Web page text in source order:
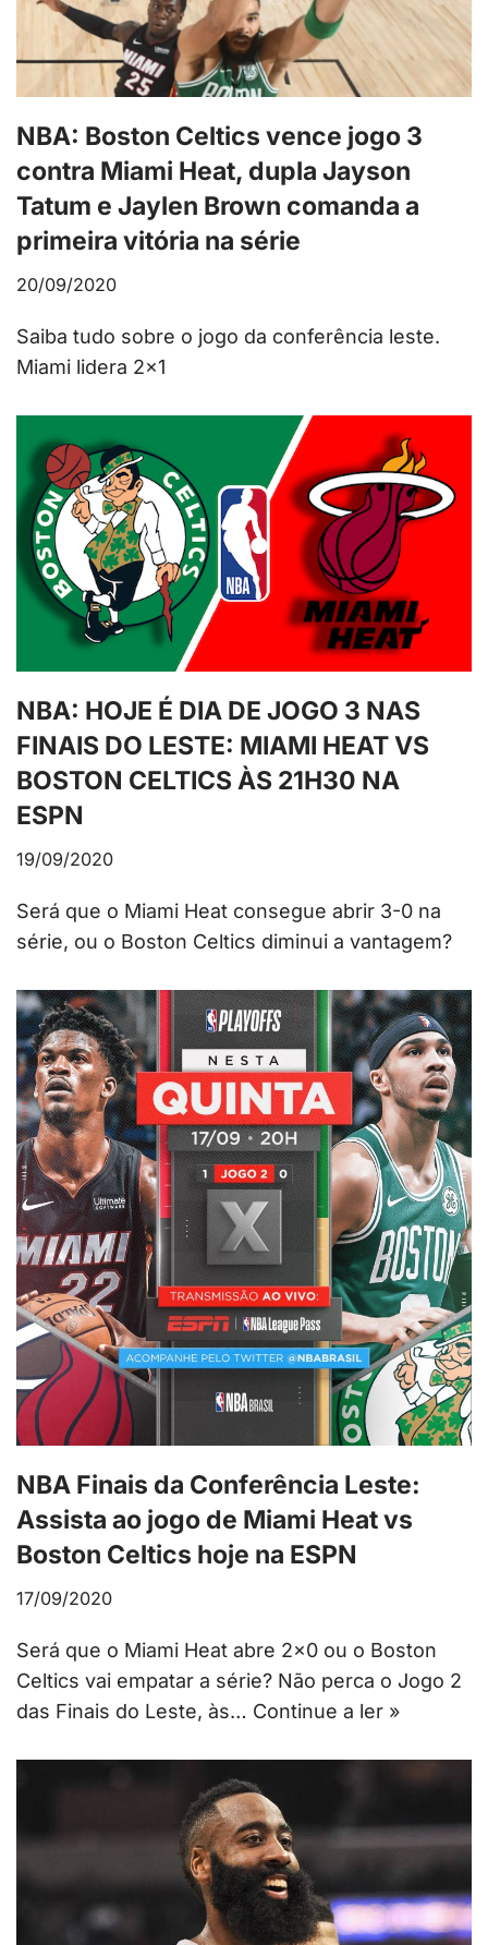
NBA: Boston Celtics vence jogo 3
contra Miami Heat, dupla Jayson
Tatum e Jaylen Brown comanda a
primeira vitória na série
20/09/2020
Saiba tudo sobre o jogo da conferência leste.
Miami lidera 2×1
NBA: HOJE É DIA DE JOGO 3 NAS
FINAIS DO LESTE: MIAMI HEAT VS
BOSTON CELTICS ÀS 21H30 NA
ESPN
19/09/2020
Será que o Miami Heat consegue abrir 3-0 na
série, ou o Boston Celtics diminui a vantagem?
NBA Finais da Conferência Leste:
Assista ao jogo de Miami Heat vs
Boston Celtics hoje na ESPN
17/09/2020
Será que o Miami Heat abre 2×0 ou o Boston
Celtics vai empatar a série? Não perca o Jogo 2
das Finais do Leste, às… Continue a ler »